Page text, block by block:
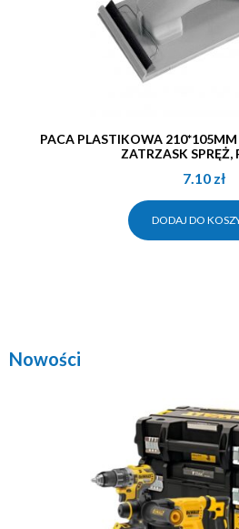
PACA PLASTIKOWA 210*105MM DO MAT ŚCIERNYCH
ZATRZASK SPRĘŻ,
7.10 zł
DODAJ DO
Nowości